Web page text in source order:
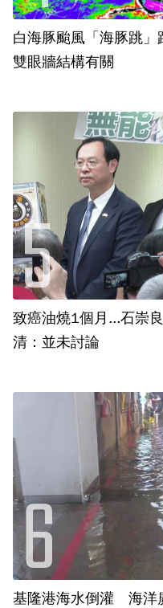
白海豚颱風「海豚跳
雙眼牆結構有關
致癌油燒1個月...石崇良、姜
清：並未討論
基隆港海水倒灌 海洋